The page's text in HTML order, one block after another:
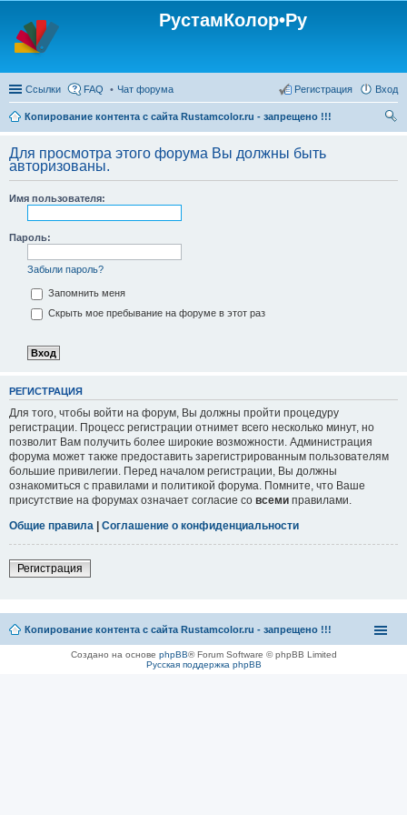
РустамКолор•Ру
Ссылки FAQ Чат форума Вход
Регистрация
Копирование контента с сайта Rustamcolor.ru - запрещено !!!
Для просмотра этого форума Вы должны быть
авторизованы.
Имя пользователя:
Пароль:
Забыли пароль?
Запомнить меня
Скрыть мое пребывание на форуме в этот раз
РЕГИСТРАЦИЯ
Для того, чтобы войти на форум, Вы должны пройти процедуру
регистрации. Процесс регистрации отнимет всего несколько минут, но
позволит Вам получить более широкие возможности. Администрация
форума может также предоставить зарегистрированным пользователям
большие привилегии. Перед началом регистрации, Вы должны
ознакомиться с правилами и политикой форума. Помните, что Ваше
присутствие на форумах означает согласие со всеми правилами.
Общие правила | Соглашение о конфиденциальности
Регистрация
Копирование контента с сайта Rustamcolor.ru - запрещено !!!
Создано на основе phpBB® Forum Software © phpBB Limited
Русская поддержка phpBB